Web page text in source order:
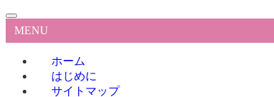
MENU
ホーム
はじめに
サイトマップ